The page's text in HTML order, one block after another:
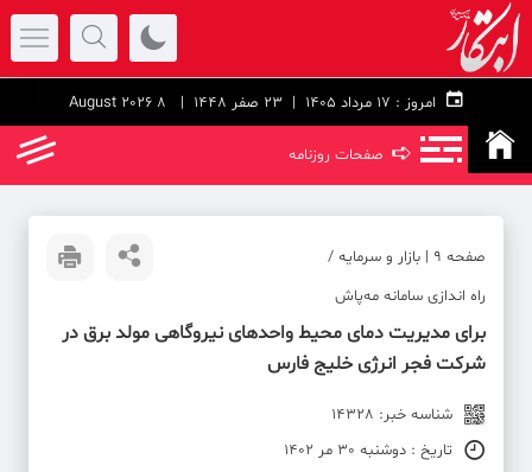
امروز : 23 صفر 1448 | 8 August 2026
➪ صفحات روزنامه
صفحه ۹ | بازار و سرمایه /
راه اندازی سامانه مه‌پاش
برای مدیریت دمای محیط واحدهای نیروگاهی مولد برق در
شرکت فجر انرژی خلیج فارس
شناسه خبر: 14328
تاریخ : دوشنبه 30 مر 1402